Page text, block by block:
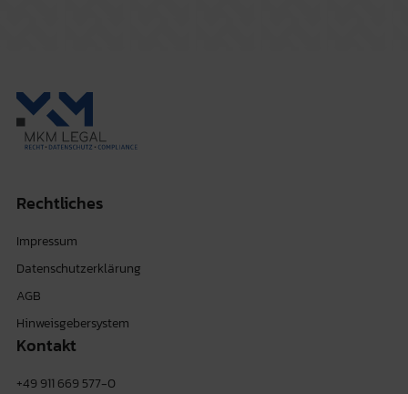
Rechtliches
Impressum
Datenschutzerklärung
AGB
Hinweisgebersystem
Kontakt
+49 911 669 577-0